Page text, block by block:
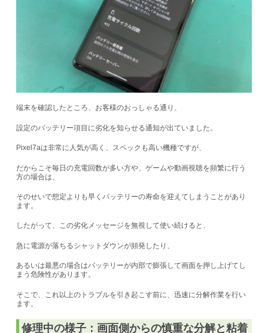
端末を確認したところ、お客様のおっしゃる通り、
設定のバッテリー項目に劣化を知らせる通知が出ていました。
Pixel7aは非常に人気が高く、スペックも高い機種ですが、
だからこそ毎日の充電回数が多い方や、ゲームや動画視聴を頻繁に行う
方の場合は、
そのせいで想定よりも早くバッテリーの寿命を迎えてしまうことがあり
ます。
したがって、この劣化メッセージを無視して使い続けると、
急に電源が落ちるシャットダウンが頻発したり、
あるいは最悪の場合はバッテリーが内部で膨張して画面を押し上げてし
まう危険性があります。
そこで、これ以上のトラブルを引き起こす前に、迅速に分解作業を行い
ます。
修理中の様子：画面側からの慎重な分解と粘着